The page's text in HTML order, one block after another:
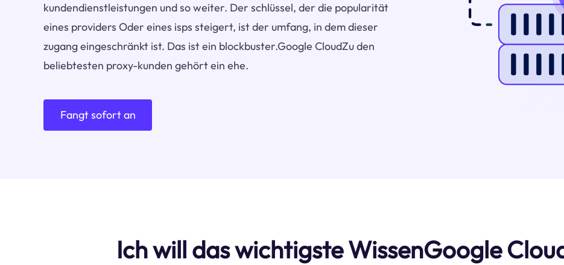
kundendienstleistungen und so weiter. Der schlüssel, der die popularität
eines providers Oder eines isps steigert, ist der umfang, in dem dieser
zugang eingeschränkt ist. Das ist ein blockbuster.Google CloudZu den
beliebtesten proxy-kunden gehört ein ehe.
Fangt sofort an
Ich will das wichtigste WissenGoogle